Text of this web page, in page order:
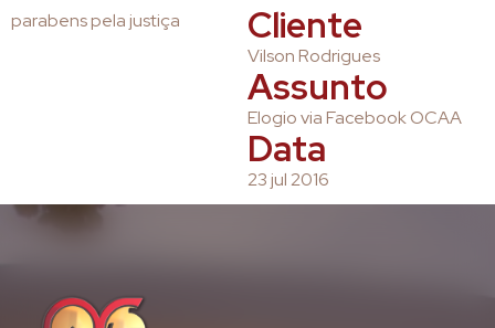
parabens pela justiça Cliente
Vilson Rodrigues
Assunto
Elogio via Facebook OCAA
Data
23 jul 2016